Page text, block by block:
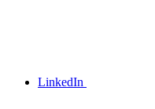
LinkedIn